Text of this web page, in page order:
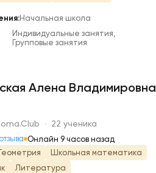
Начальная школа
Индивидуальные занятия,
Групповые занятия
Алена Владимировна
· 22 ученика
Онлайн 9 часов назад
Геометрия
Школьная математика
Литература